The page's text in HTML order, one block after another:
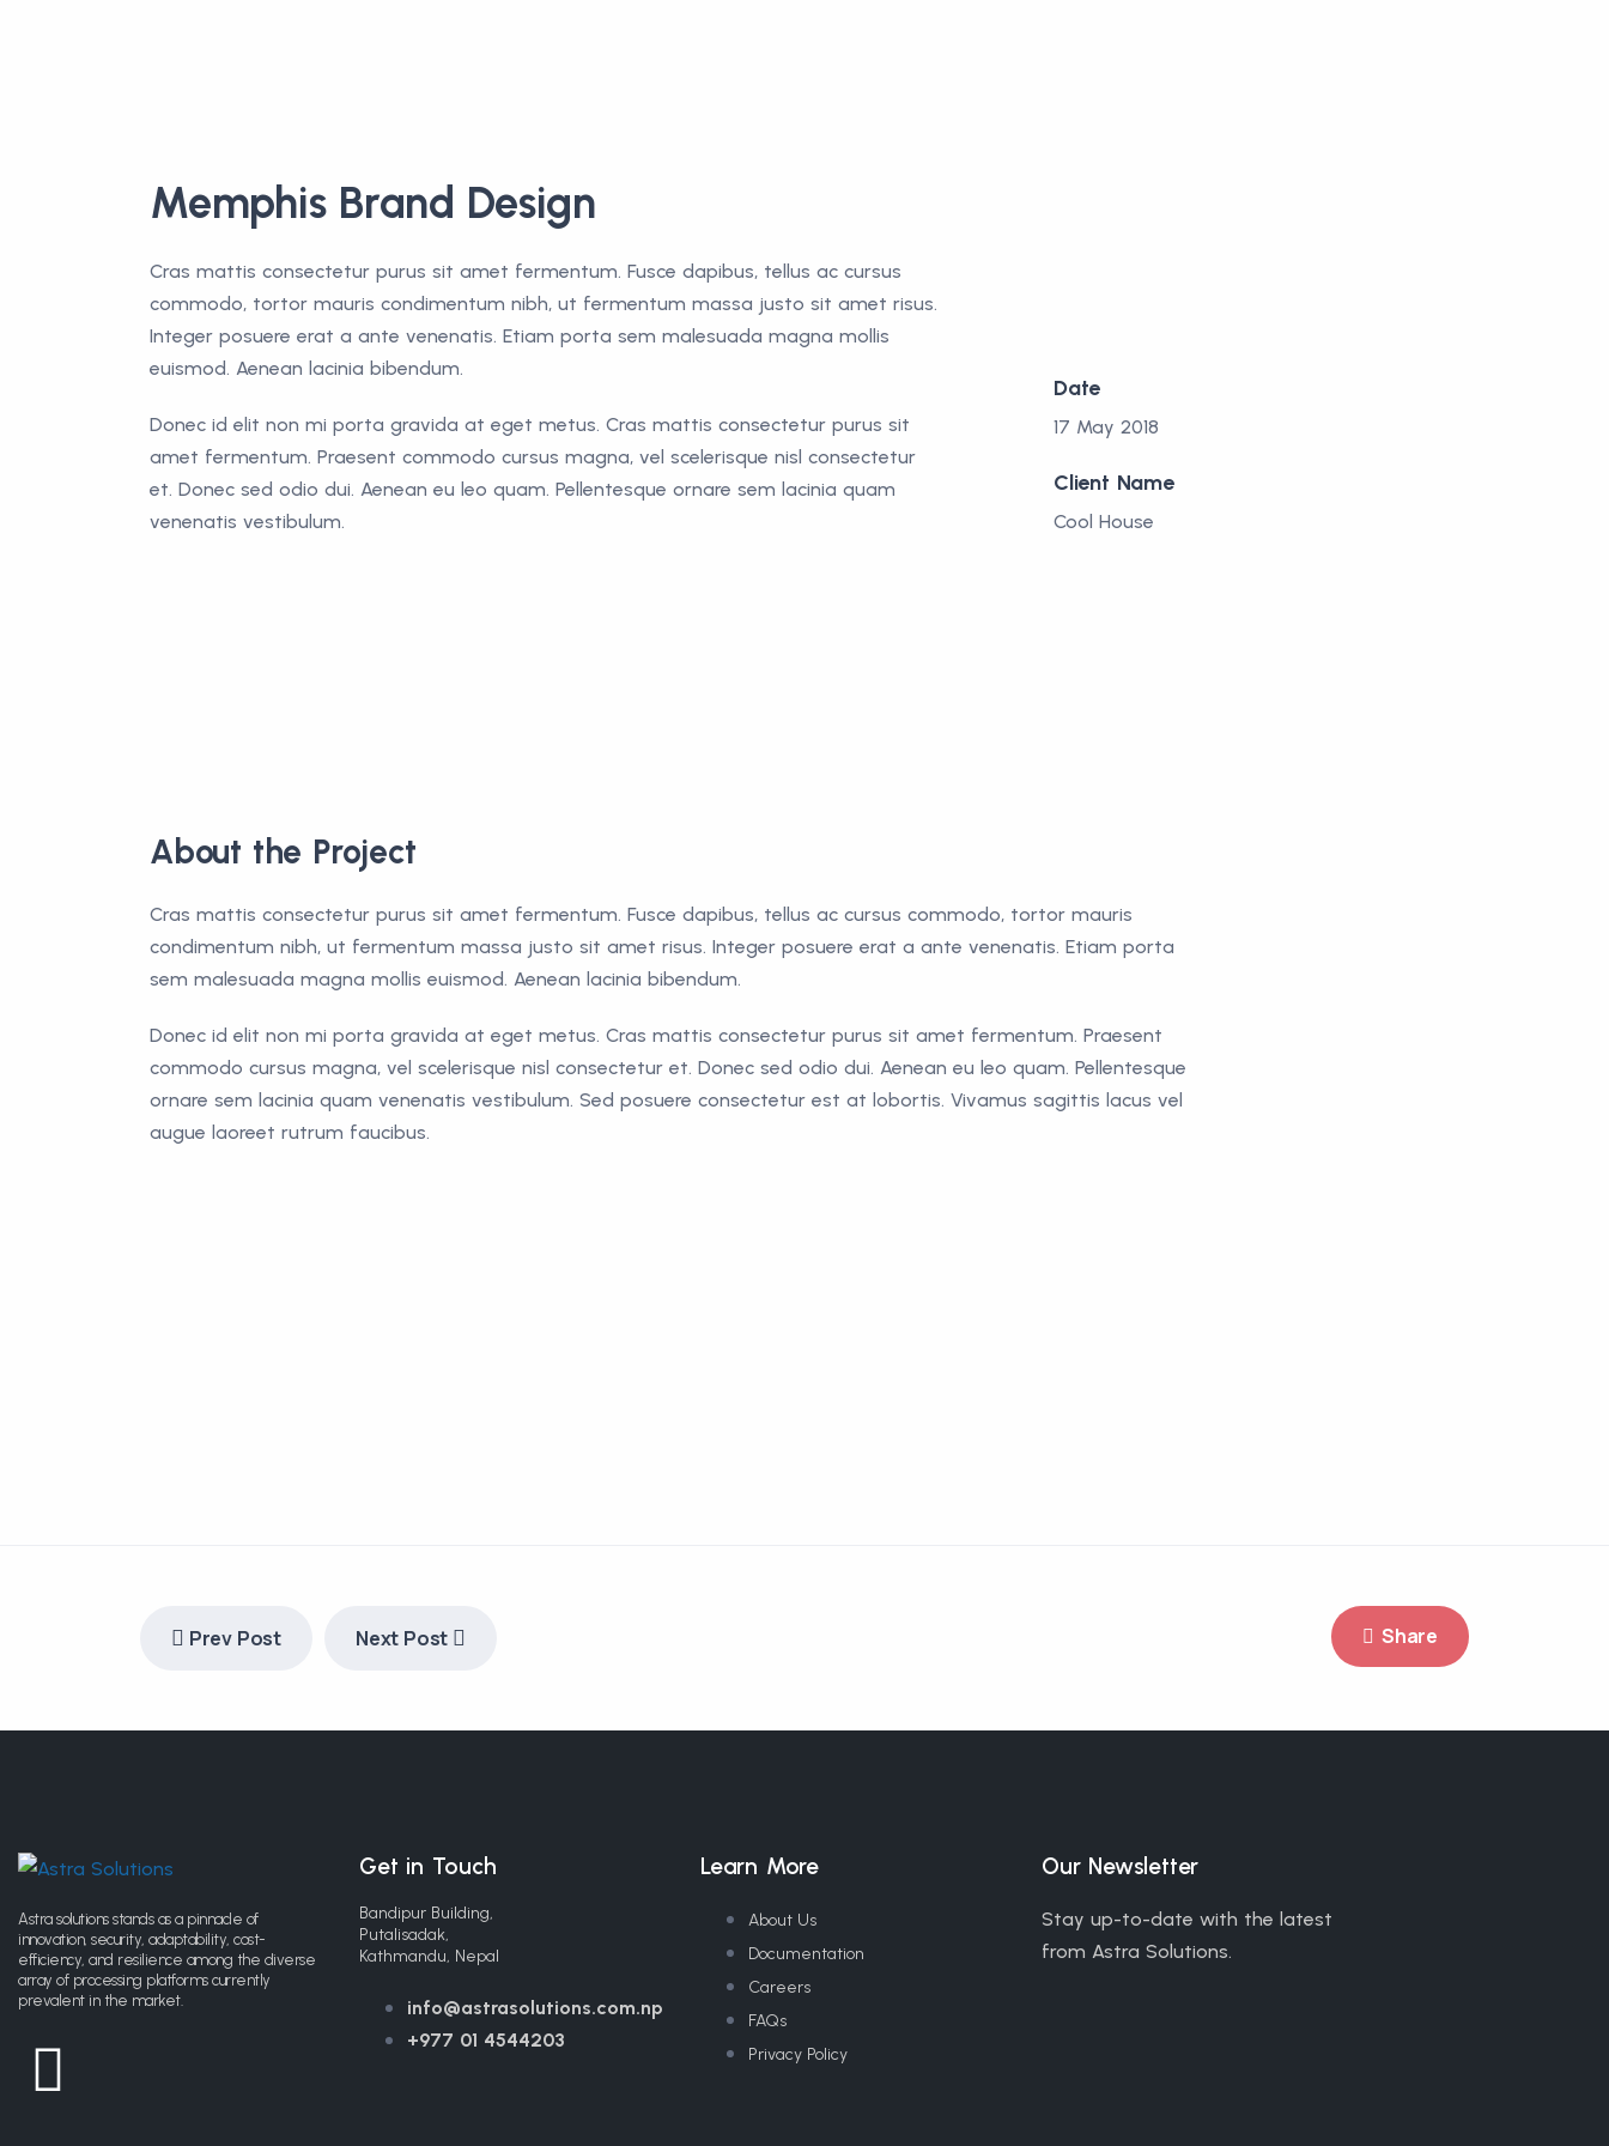
Memphis Brand Design
Cras mattis consectetur purus sit amet fermentum. Fusce dapibus, tellus ac cursus
commodo, tortor mauris condimentum nibh, ut fermentum massa justo sit amet risus.
Integer posuere erat a ante venenatis. Etiam porta sem malesuada magna mollis
euismod. Aenean lacinia bibendum.
Donec id elit non mi porta gravida at eget metus. Cras mattis consectetur purus sit
amet fermentum. Praesent commodo cursus magna, vel scelerisque nisl consectetur
et. Donec sed odio dui. Aenean eu leo quam. Pellentesque ornare sem lacinia quam
venenatis vestibulum.
Date
17 May 2018
Client Name
Cool House
About the Project
Cras mattis consectetur purus sit amet fermentum. Fusce dapibus, tellus ac cursus commodo, tortor mauris
condimentum nibh, ut fermentum massa justo sit amet risus. Integer posuere erat a ante venenatis. Etiam porta
sem malesuada magna mollis euismod. Aenean lacinia bibendum.
Donec id elit non mi porta gravida at eget metus. Cras mattis consectetur purus sit amet fermentum. Praesent
commodo cursus magna, vel scelerisque nisl consectetur et. Donec sed odio dui. Aenean eu leo quam. Pellentesque
ornare sem lacinia quam venenatis vestibulum. Sed posuere consectetur est at lobortis. Vivamus sagittis lacus vel
augue laoreet rutrum faucibus.
Prev Post Next Post Share
Astra solutions stands as a pinnacle of
innovation, security, adaptability, cost-
efficiency, and resilience among the diverse
array of processing platforms currently
prevalent in the market.
Get in Touch
Bandipur Building,
Putalisadak,
Kathmandu, Nepal
info@astrasolutions.com.np
+977 01 4544203
Learn More
About Us
Documentation
Careers
FAQs
Privacy Policy
Our Newsletter
Stay up-to-date with the latest
from Astra Solutions.